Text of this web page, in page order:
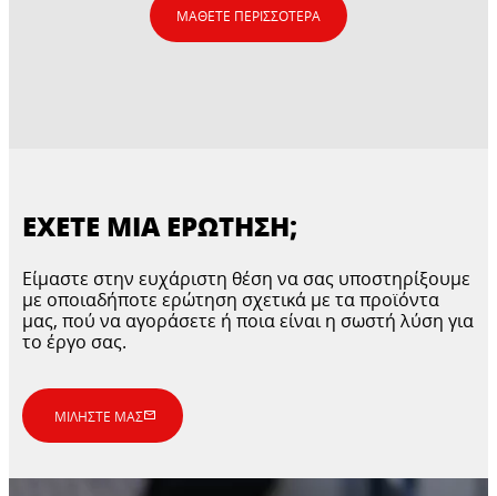
ΜΆΘΕΤΕ ΠΕΡΙΣΣΌΤΕΡΑ
ΈΧΕΤΕ ΜΙΑ ΕΡΏΤΗΣΗ;
Είμαστε στην ευχάριστη θέση να σας υποστηρίξουμε
με οποιαδήποτε ερώτηση σχετικά με τα προϊόντα
μας, πού να αγοράσετε ή ποια είναι η σωστή λύση για
το έργο σας.
ΜΙΛΉΣΤΕ ΜΑΣ